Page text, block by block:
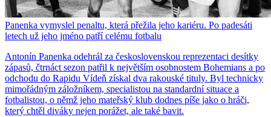
Panenka vymyslel penaltu, která přežila jeho kariéru. Po padesáti
letech už jeho jméno patří celému fotbalu
Antonín Panenka odehrál za československou reprezentaci desítky
zápasů, čtrnáct sezon patřil k největším osobnostem Bohemians a po
odchodu do Rapidu Vídeň získal dva rakouské tituly. Byl technicky
mimořádným záložníkem, specialistou na standardní situace a
fotbalistou, o němž jeho mateřský klub dodnes píše jako o hráči,
který chtěl diváky nejen porážet, ale také bavit.